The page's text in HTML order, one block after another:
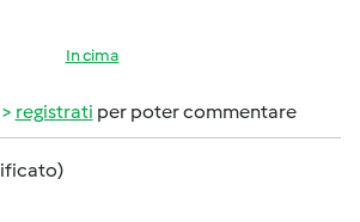
In cima
registrati per poter commentare